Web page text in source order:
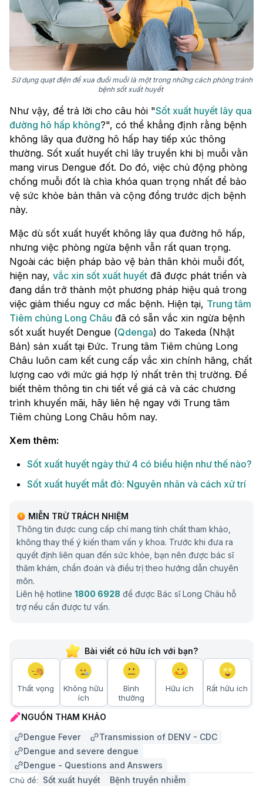
Sử dụng quạt điện để xua đuổi muỗi là một trong những cách phòng tránh
bệnh sốt xuất huyết
Như vậy, để trả lời cho câu hỏi "Sốt xuất huyết lây qua
đường hô hấp không?", có thể khẳng định rằng bệnh
không lây qua đường hô hấp hay tiếp xúc thông
thường. Sốt xuất huyết chỉ lây truyền khi bị muỗi vằn
mang virus Dengue đốt. Do đó, việc chủ động phòng
chống muỗi đốt là chìa khóa quan trọng nhất để bảo
vệ sức khỏe bản thân và cộng đồng trước dịch bệnh
này.
Mặc dù sốt xuất huyết không lây qua đường hô hấp,
nhưng việc phòng ngừa bệnh vẫn rất quan trọng.
Ngoài các biện pháp bảo vệ bản thân khỏi muỗi đốt,
hiện nay, vắc xin sốt xuất huyết đã được phát triển và
đang dần trở thành một phương pháp hiệu quả trong
việc giảm thiểu nguy cơ mắc bệnh. Hiện tại, Trung tâm
Tiêm chủng Long Châu đã có sẵn vắc xin ngừa bệnh
sốt xuất huyết Dengue (Qdenga) do Takeda (Nhật
Bản) sản xuất tại Đức. Trung tâm Tiêm chủng Long
Châu luôn cam kết cung cấp vắc xin chính hãng, chất
lượng cao với mức giá hợp lý nhất trên thị trường. Để
biết thêm thông tin chi tiết về giá cả và các chương
trình khuyến mãi, hãy liên hệ ngay với Trung tâm
Tiêm chủng Long Châu hôm nay.
Xem thêm:
Sốt xuất huyết ngày thứ 4 có biểu hiện như thế nào?
Sốt xuất huyết mắt đỏ: Nguyên nhân và cách xử trí
MIỄN TRỪ TRÁCH NHIỆM
Thông tin được cung cấp chỉ mang tính chất tham khảo,
không thay thế ý kiến tham vấn y khoa. Trước khi đưa ra
quyết định liên quan đến sức khỏe, bạn nên được bác sĩ
thăm khám, chẩn đoán và điều trị theo hướng dẫn chuyên
môn.
Liên hệ hotline 1800 6928 để được Bác sĩ Long Châu hỗ
trợ nếu cần được tư vấn.
Bài viết có hữu ích với bạn?
Thất vọng
Không hữu
ích
Bình
thường
Hữu ích Rất hữu ích
NGUỒN THAM KHẢO
Dengue Fever
Transmission of DENV - CDC
Dengue and severe dengue
Dengue - Questions and Answers
Chủ đề: Sốt xuất huyết Bệnh truyền nhiễm